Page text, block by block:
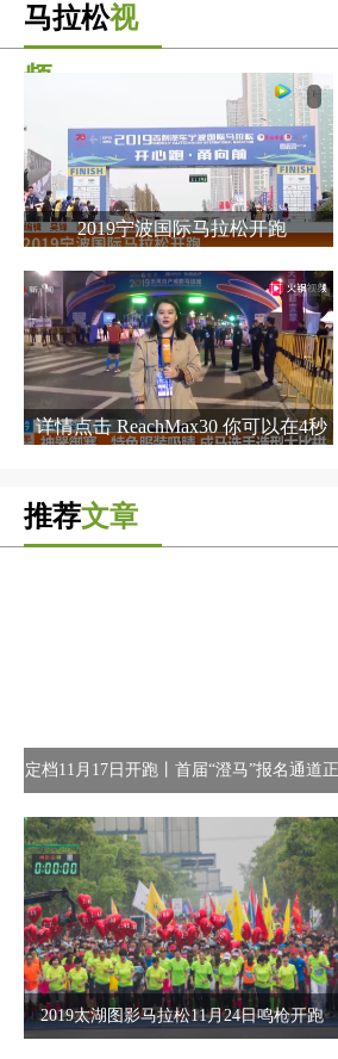
马拉松视
频
2019宁波国际马拉松开跑
详情点击 ReachMax30 你可以在4秒
手机看 举报 热评 “美少女战士”跑
马拉松？成都马拉松上 选手造型独
推荐文章
定档11月17日开跑丨首届“澄马”报名通道正
式开启，田协认证赛事！
2019太湖图影马拉松11月24日鸣枪开跑